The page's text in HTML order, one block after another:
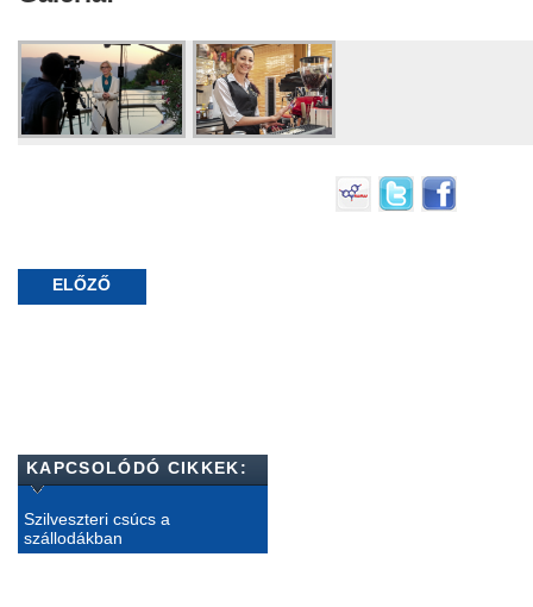
ELŐZŐ
KAPCSOLÓDÓ CIKKEK:
Szilveszteri csúcs a
szállodákban